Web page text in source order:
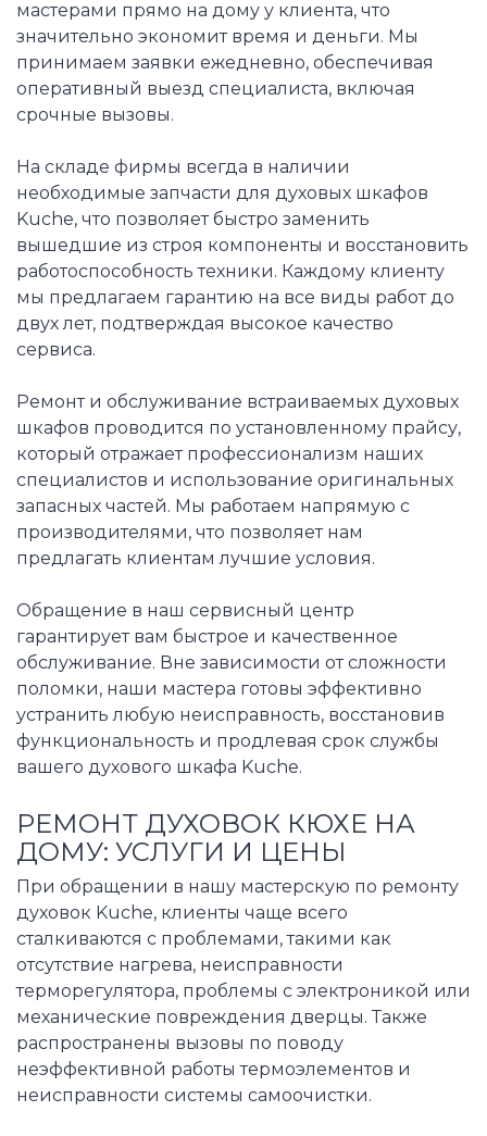
мастерами прямо на дому у клиента, что
значительно экономит время и деньги. Мы
принимаем заявки ежедневно, обеспечивая
оперативный выезд специалиста, включая
срочные вызовы.
На складе фирмы всегда в наличии
необходимые запчасти для духовых шкафов
Kuche, что позволяет быстро заменить
вышедшие из строя компоненты и восстановить
работоспособность техники. Каждому клиенту
мы предлагаем гарантию на все виды работ до
двух лет, подтверждая высокое качество
сервиса.
Ремонт и обслуживание встраиваемых духовых
шкафов проводится по установленному прайсу,
который отражает профессионализм наших
специалистов и использование оригинальных
запасных частей. Мы работаем напрямую с
производителями, что позволяет нам
предлагать клиентам лучшие условия.
Обращение в наш сервисный центр
гарантирует вам быстрое и качественное
обслуживание. Вне зависимости от сложности
поломки, наши мастера готовы эффективно
устранить любую неисправность, восстановив
функциональность и продлевая срок службы
вашего духового шкафа Kuche.
РЕМОНТ ДУХОВОК КЮХЕ НА
ДОМУ: УСЛУГИ И ЦЕНЫ
При обращении в нашу мастерскую по ремонту
духовок Kuche, клиенты чаще всего
сталкиваются с проблемами, такими как
отсутствие нагрева, неисправности
терморегулятора, проблемы с электроникой или
механические повреждения дверцы. Также
распространены вызовы по поводу
неэффективной работы термоэлементов и
неисправности системы самоочистки.